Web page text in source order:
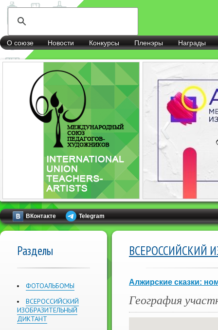
О союзе Новости Конкурсы Пленэры Награды
ВКонтакте Telegram
Разделы
ФОТОАЛЬБОМЫ
ВСЕРОССИЙСКИЙ
ИЗОБРАЗИТЕЛЬНЫЙ
ДИКТАНТ
ВСЕРОССИЙСКИЙ
Алжирские сказки:
География